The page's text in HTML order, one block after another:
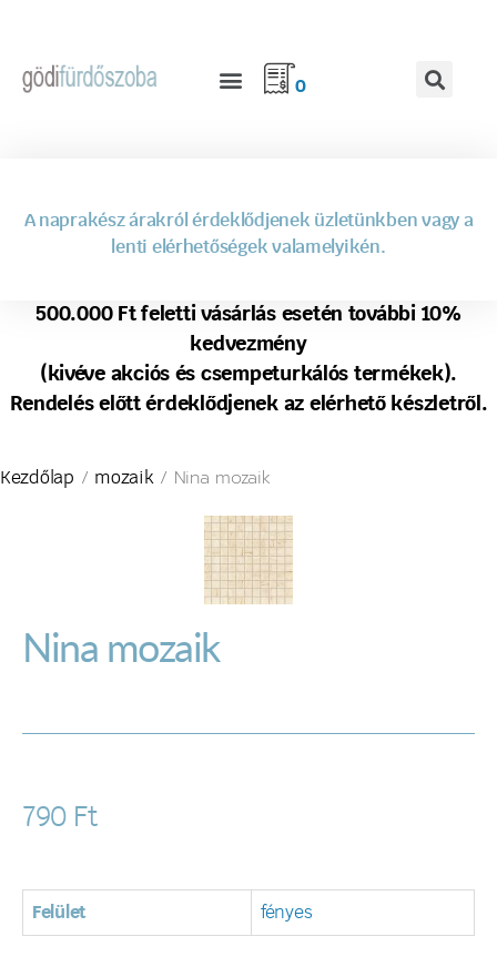
0
A naprakész árakról érdeklődjenek üzletünkben vagy a
lenti elérhetőségek valamelyikén.
500.000 Ft feletti vásárlás esetén további 10%
kedvezmény
(kivéve akciós és csempeturkálós termékek).
Rendelés előtt érdeklődjenek az elérhető készletről.
Kezdőlap / mozaik/ Nina mozaik
Nina mozaik
790 Ft
Felület fényes